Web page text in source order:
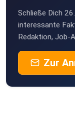
Schließe Dich
interessante
Redaktion, Job-
Zur